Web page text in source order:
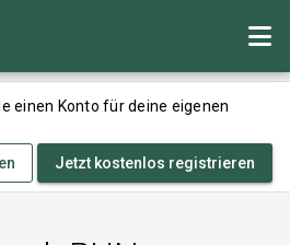
einen Konto für deine eigenen
Jetzt kostenlos registrieren